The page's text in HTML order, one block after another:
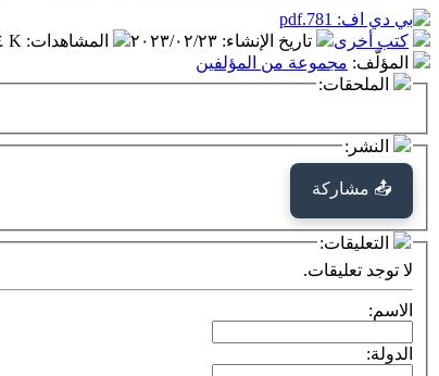
كتب أخرى تاريخ الإنشاء: ٢٠٢٣/٠٢/٢٣ المشاهدات: ٣.٤ K
المؤلّف: مجموعة من المؤلفين
الملحقات:
النشر:
📤 مشاركة
التعليقات:
لا توجد تعليقات.
الاسم:
الدولة: